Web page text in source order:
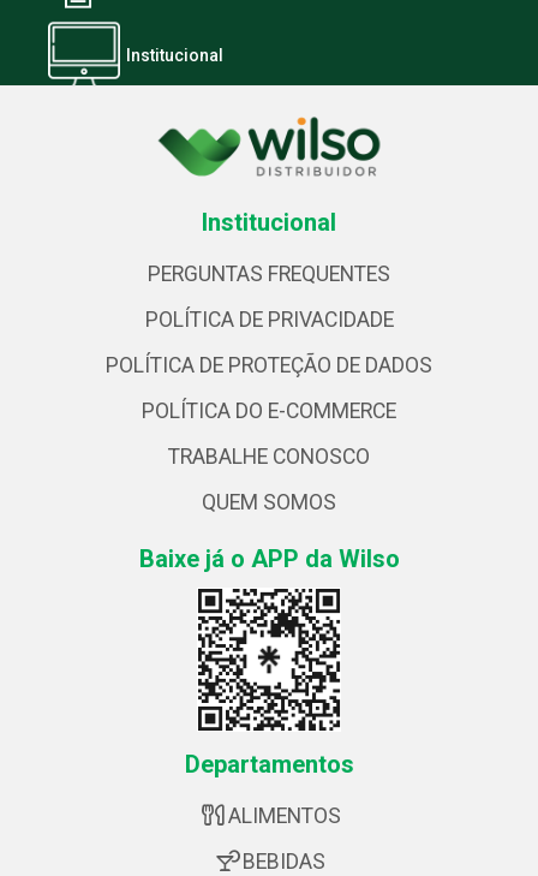
Institucional
Institucional
PERGUNTAS FREQUENTES
POLÍTICA DE PRIVACIDADE
POLÍTICA DE PROTEÇÃO DE DADOS
POLÍTICA DO E-COMMERCE
TRABALHE CONOSCO
QUEM SOMOS
Baixe já o APP da Wilso
Departamentos
ALIMENTOS
BEBIDAS